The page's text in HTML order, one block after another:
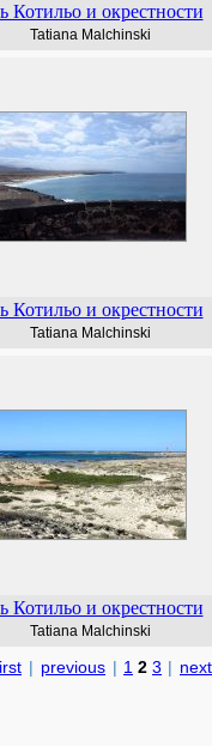
Котильо и окрестности
Tatiana Malchinski
Котильо и окрестности
Tatiana Malchinski
Котильо и окрестности
Tatiana Malchinski
| previous | 1 2 3 | next